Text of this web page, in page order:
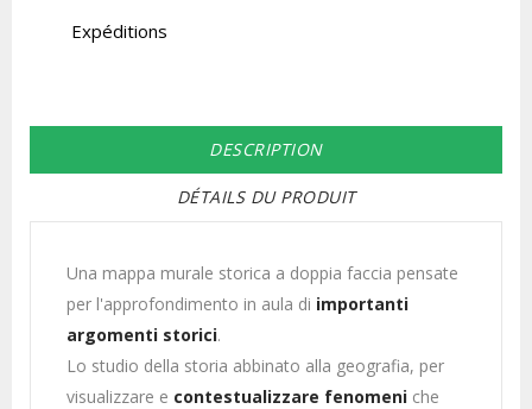
Expéditions
DESCRIPTION
DÉTAILS DU PRODUIT
Una mappa murale storica a doppia faccia pensate
per l'approfondimento in aula di importanti
argomenti storici.
Lo studio della storia abbinato alla geografia, per
visualizzare e contestualizzare fenomeni che